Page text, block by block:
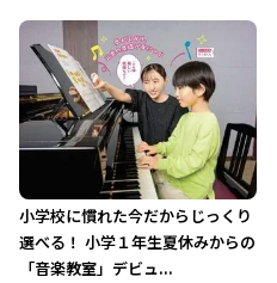
小学校に慣れた今だからじっくり
選べる！ 小学１年生夏休みからの
「音楽教室」デビュ...